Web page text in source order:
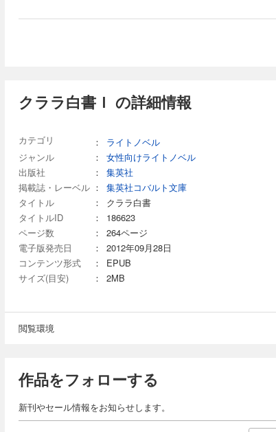
クララ白書Ｉ の詳細情報
カテゴリ ：
ライトノベル
ジャンル
：
女性向けライトノベル
出版社
：
集英社
掲載誌・レーベル ：
集英社コバルト文庫
タイトル
：
クララ白書
タイトルID
：
186623
ページ数
：
264ページ
電子版発売日
：
2012年09月28日
コンテンツ形式
：
EPUB
サイズ(目安)
： 2MB
閲覧環境
作品をフォローする
新刊やセール情報をお知らせします。